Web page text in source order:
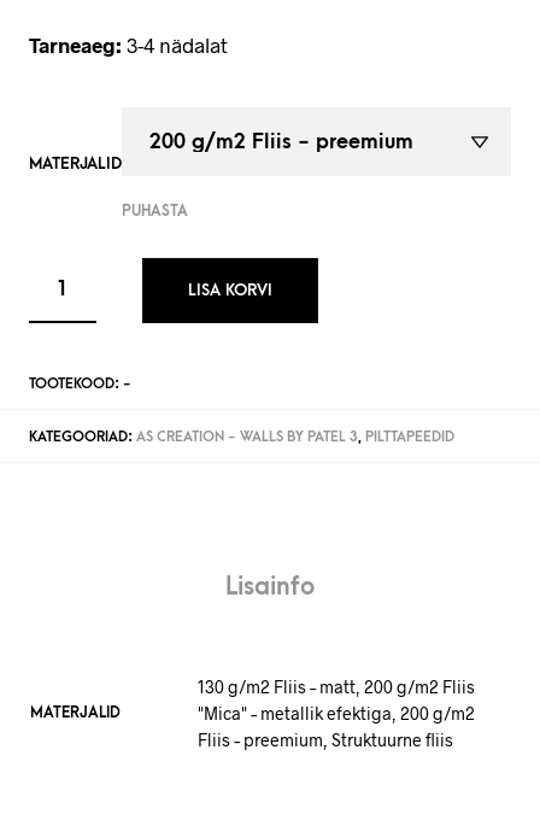
Tarneaeg: 3-4 nädalat
MATERJALID
PUHASTA
LISA KORVI
TOOTEKOOD: -
KATEGOORIAD: AS CREATION - WALLS BY PATEL 3, PILTTAPEEDID
Lisainfo
MATERJALID
130 g/m2 Fliis – matt, 200 g/m2 Fliis
"Mica" – metallik efektiga, 200 g/m2
Fliis – preemium, Struktuurne fliis